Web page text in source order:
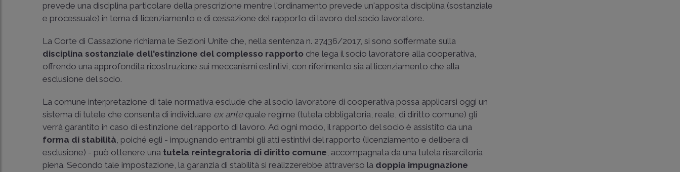
prevede una disciplina particolare della prescrizione mentre l'ordinamento prevede un'apposita disciplina (sostanziale
e processuale) in tema di licenziamento e di cessazione del rapporto di lavoro del socio lavoratore.
La Corte di Cassazione richiama le Sezioni Unite che, nellasentenza n. 27436/2017, si sono soffermate sulla
disciplina sostanziale dell'estinzione del complesso rapporto che lega il socio lavoratore alla cooperativa,
offrendo una approfondita ricostruzione sui meccanismi estintivi, con riferimento sia al licenziamento che alla
esclusione del socio.
La comune interpretazione di tale normativa esclude che al socio lavoratore di cooperativa possa applicarsi oggi un
sistema di tutele che consenta di individuare ex antequale regime (tutela obbligatoria, reale, di diritto comune) gli
verrà garantito in caso di estinzione del rapporto di lavoro. Ad ogni modo, il rapporto del socio è assistito da una
forma di stabilità, poiché egli - impugnando entrambi gli atti estintivi del rapporto (licenziamento e delibera di
esclusione) - può ottenere una tutela reintegratoria di diritto comune, accompagnata da una tutela risarcitoria
piena. Secondo tale impostazione, la garanzia di stabilità si realizzerebbe attraverso la doppia impugnazione